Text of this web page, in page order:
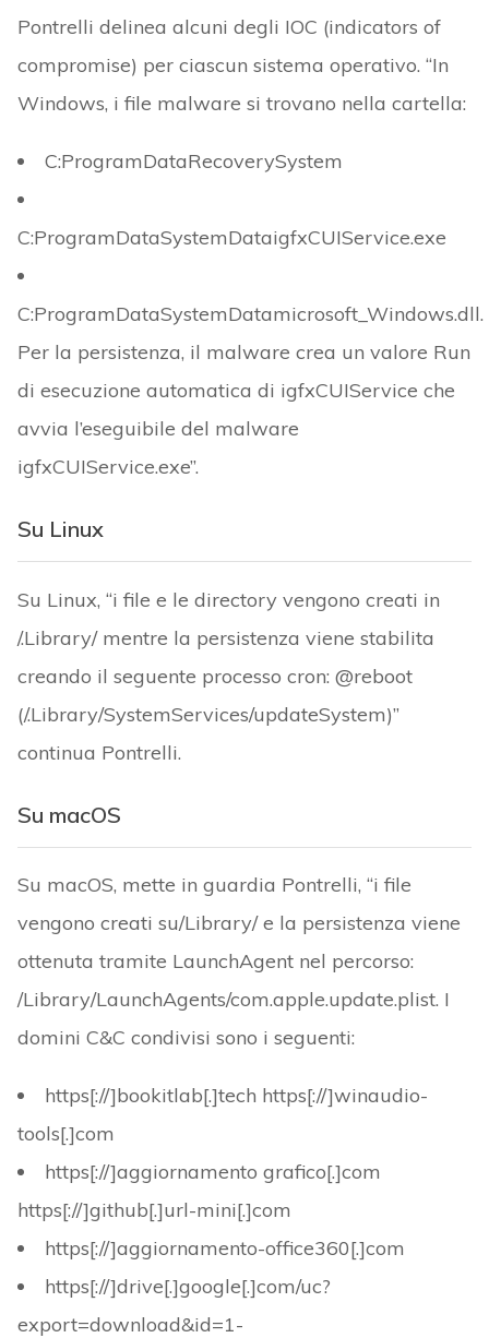
Pontrelli delinea alcuni degli IOC (indicators of
compromise) per ciascun sistema operativo. “In
Windows, i file malware si trovano nella cartella:
C:ProgramDataRecoverySystem
C:ProgramDataSystemDataigfxCUIService.exe
C:ProgramDataSystemDatamicrosoft_Windows.dll.
Per la persistenza, il malware crea un valore Run
di esecuzione automatica di igfxCUIService che
avvia l’eseguibile del malware
igfxCUIService.exe”.
Su Linux
Su Linux, “i file e le directory vengono creati in
/.Library/ mentre la persistenza viene stabilita
creando il seguente processo cron: @reboot
(/.Library/SystemServices/updateSystem)”
continua Pontrelli.
Su macOS
Su macOS, mette in guardia Pontrelli, “i file
vengono creati su/Library/ e la persistenza viene
ottenuta tramite LaunchAgent nel percorso:
/Library/LaunchAgents/com.apple.update.plist. I
domini C&C condivisi sono i seguenti:
https[://]bookitlab[.]tech https[://]winaudio-
tools[.]com
https[://]aggiornamento grafico[.]com
https[://]github[.]url-mini[.]com
https[://]aggiornamento-office360[.]com
https[://]drive[.]google[.]com/uc?
export=download&id=1-